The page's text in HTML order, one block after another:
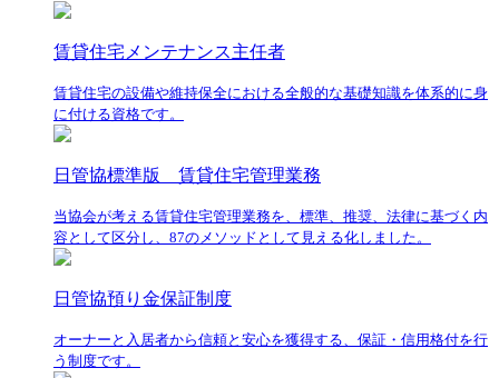
賃貸住宅メンテナンス主任者
賃貸住宅の設備や維持保全における全般的な基礎知識を体系的に身
に付ける資格です。
日管協標準版 賃貸住宅管理業務
当協会が考える賃貸住宅管理業務を、標準、推奨、法律に基づく内
容として区分し、87のメソッドとして見える化しました。
日管協預り金保証制度
オーナーと入居者から信頼と安心を獲得する、保証・信用格付を行
う制度です。